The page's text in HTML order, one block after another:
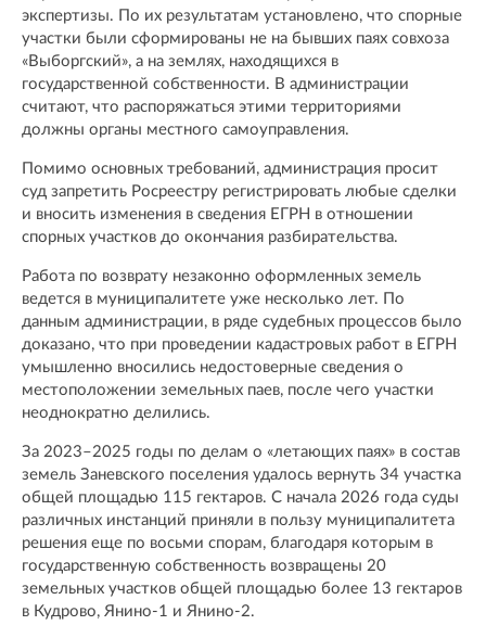
экспертизы. По их результатам установлено, что спорные
участки были сформированы не на бывших паях совхоза
«Выборгский», а на землях, находящихся в
государственной собственности. В администрации
считают, что распоряжаться этими территориями
должны органы местного самоуправления.
Помимо основных требований, администрация просит
суд запретить Росреестру регистрировать любые сделки
и вносить изменения в сведения ЕГРН в отношении
спорных участков до окончания разбирательства.
Работа по возврату незаконно оформленных земель
ведется в муниципалитете уже несколько лет. По
данным администрации, в ряде судебных процессов было
доказано, что при проведении кадастровых работ в ЕГРН
умышленно вносились недостоверные сведения о
местоположении земельных паев, после чего участки
неоднократно делились.
За 2023–2025 годы по делам о «летающих паях» в состав
земель Заневского поселения удалось вернуть 34 участка
общей площадью 115 гектаров. С начала 2026 года суды
различных инстанций приняли в пользу муниципалитета
решения еще по восьми спорам, благодаря которым в
государственную собственность возвращены 20
земельных участков общей площадью более 13 гектаров
в Кудрово, Янино-1 и Янино-2.